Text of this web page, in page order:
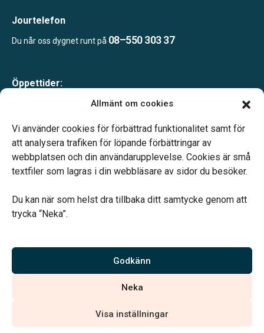
Allmänt om cookies
Vi använder cookies för förbättrad funktionalitet samt för
att analysera trafiken för löpande förbättringar av
webbplatsen och din användarupplevelse. Cookies är små
textfiler som lagras i din webbläsare av sidor du besöker.
Du kan när som helst dra tillbaka ditt samtycke genom att
trycka “Neka”.
Godkänn
Neka
Visa inställningar
Jourtelefon
Du når oss dygnet runt på 08–550 303 37
Öppettider:
Lunchstängt 12.00–13.00
Telefonjour dygnet runt
Vi är auktoriserade av Sveriges Begravningsbyråers Förbund och
har högt ställda krav på utbildning, kvalitet, miljö och arbetsmiljö.